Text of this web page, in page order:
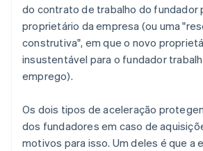
do contrato de trabalho do fundador
proprietário da empresa (ou uma
construtiva", em que o novo
insustentável para o fundador
emprego).
Os dois tipos de aceleração
dos fundadores em caso de
motivos para isso. Um deles é que a